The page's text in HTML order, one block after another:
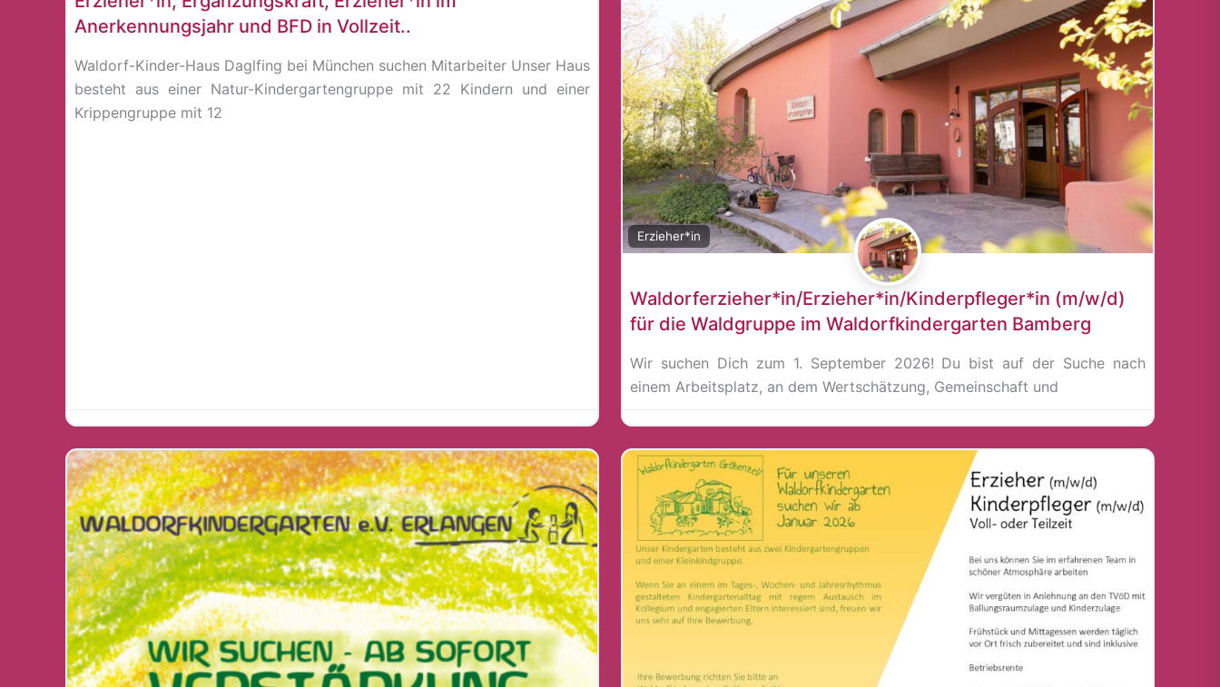
Anerkennungsjahr und BFD in Vollzeit..
Waldorf-Kinder-Haus Daglfing bei München suchen Mitarbeiter Unser Haus
besteht aus einer Natur-Kindergartengruppe mit 22 Kindern und einer
Krippengruppe mit 12
Erzieher*in
Waldorferzieher*in/Erzieher*in/Kinderpfleger*in (m/w/d)
für die Waldgruppe im Waldorfkindergarten Bamberg
Wir suchen Dich zum 1. September 2026! Du bist auf der Suche nach
einem Arbeitsplatz, an dem Wertschätzung, Gemeinschaft und